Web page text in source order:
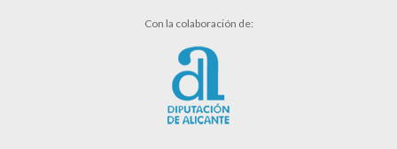
Con la colaboración de: